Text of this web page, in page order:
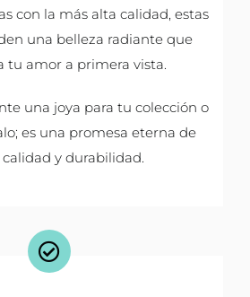
con la más alta calidad, estas
una belleza radiante que
tu amor a primera vista.
una joya para tu colección o
es una promesa eterna de
calidad y durabilidad.